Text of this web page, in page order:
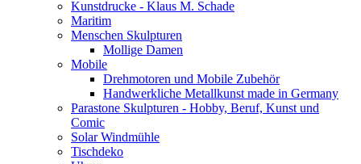
Kunstdrucke - Klaus M. Schade
Maritim
Menschen Skulpturen
Mollige Damen
Mobile
Drehmotoren und Mobile Zubehör
Handwerkliche Metallkunst made in Germany
Parastone Skulpturen - Hobby, Beruf, Kunst und
Comic
Solar Windmühle
Tischdeko